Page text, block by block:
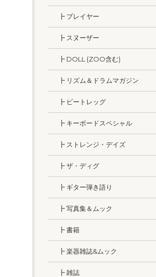
┣ プレイヤー
┣ スヌーザー
┣ DOLL (ZOO含む)
┣ リズム＆ドラムマガジン
┣ ビートレッグ
┣ キーボードスペシャル
┣ ストレンジ・デイズ
┣ ザ・ディグ
┣ ギター弾き語り
┣ 写真集＆ムック
┣ 書籍
┣ 楽器雑誌&ムック
┣ 雑誌